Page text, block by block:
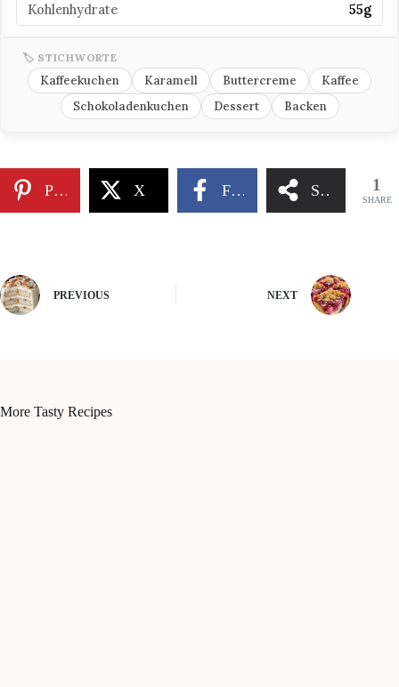
Kohlenhydrate
55g
🏷 STICHWORTE
Kaffeekuchen Karamell Buttercreme
Kaffee
Schokoladenkuchen
Dessert Backen
Pinterest X Facebook Share 1
SHARE
PREVIOUS NEXT
More Tasty Recipes